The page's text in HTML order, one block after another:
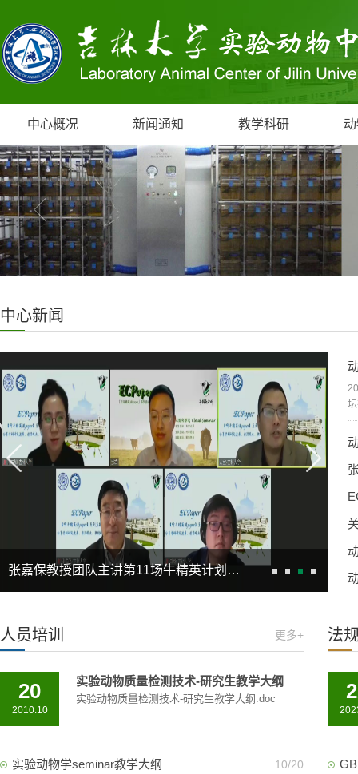
中心概况 新闻通知 教学科研
中心新闻
张嘉保教授团队主讲第11场牛精英计划…
人员培训 更多+
20
2010.10
实验动物质量检测技术-研究生教学大纲
实验动物质量检测技术-研究生教学大纲.doc
实验动物学seminar教学大纲 10/20
法